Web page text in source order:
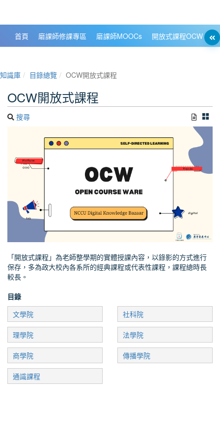
首頁 磨課師修課專區 磨課師MOOCs 開放式課程OCW
知識庫 目錄總覽 OCW開放式課程
OCW開放式課程
搜尋
「開放式課程」為老師整學期的實體授課內容，以錄影的方式進行
保存，多為政大校內各系所的經典課程或代表性課程，課程總時長
較長。
目錄
文學院
社科院
理學院 法學院
商學院 傳播學院
通識課程